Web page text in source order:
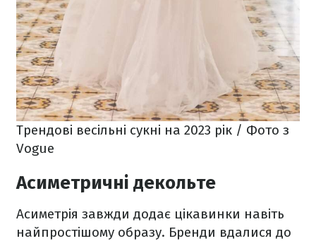
Трендові весільні сукні на 2023 рік / Фото з
Vogue
Асиметричні декольте
Асиметрія завжди додає цікавинки навіть
найпростішому образу. Бренди вдалися до